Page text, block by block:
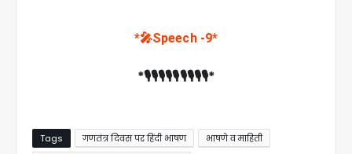
*🎤Speech -9*
*🎙️🎙️🎙️🎙️🎙️🎙️🎙️🎙️🎙️*
Tags गणतंत्र दिवस पर हिंदी भाषण
भाषणे व माहिती